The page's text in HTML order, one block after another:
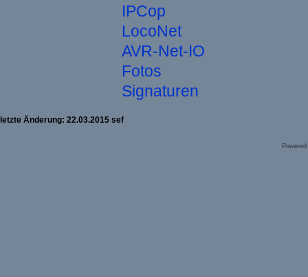
IPCop
LocoNet
AVR-Net-IO
Fotos
Signaturen
letzte Änderung: 22.03.2015 sef